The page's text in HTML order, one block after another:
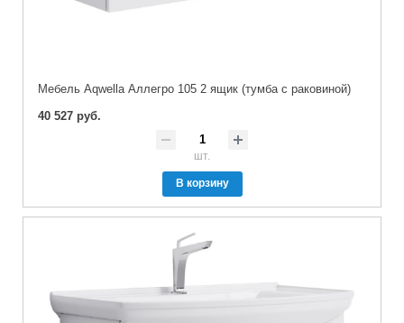
Мебель Aqwella Аллегро 105 2 ящик (тумба с раковиной)
40 527 руб.
шт.
В корзину